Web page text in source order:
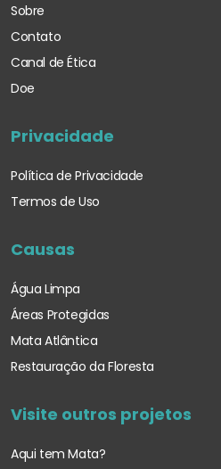
Sobre
Contato
Canal de Ética
Doe
Privacidade
Política de Privacidade
Termos de Uso
Causas
Água Limpa
Áreas Protegidas
Mata Atlântica
Restauração da Floresta
Visite outros projetos
Aqui tem Mata?